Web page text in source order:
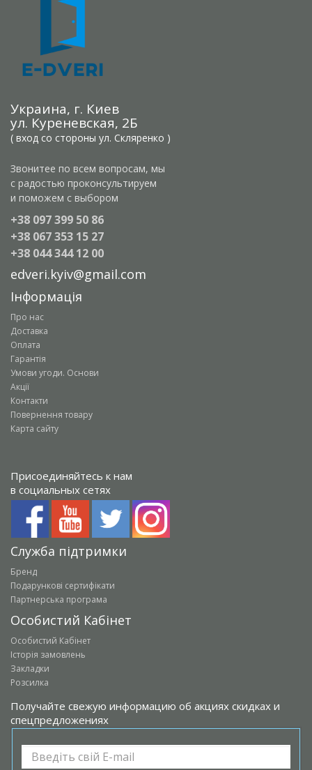
Украина, г. Киев
ул. Куреневская, 2Б
( вход со стороны ул. Скляренко )
Звонитее по всем вопросам, мы
с радостью проконсультируем
и поможем с выбором
+38 097 399 50 86
+38 067 353 15 27
+38 044 344 12 00
edveri.kyiv@gmail.com
Інформація
Про нас
Доставка
Оплата
Гарантія
Умови угоди. Основи
Акції
Контакти
Повернення товару
Карта сайту
Присоединяйтесь к нам
в социальных сетях
Служба підтримки
Бренд
Подарункові сертифікати
Партнерська програма
Особистий Кабінет
Особистий Кабінет
Історія замовлень
Закладки
Розсилка
Получайте свежую информацию об акциях скидках и
спецпредложениях